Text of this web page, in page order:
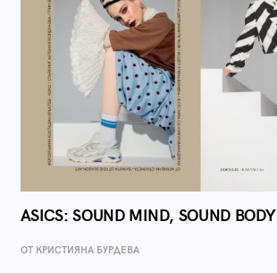
ASICS: SOUND MIND, SOUND BODY
ОТ КРИСТИЯНА БУРДЕВА